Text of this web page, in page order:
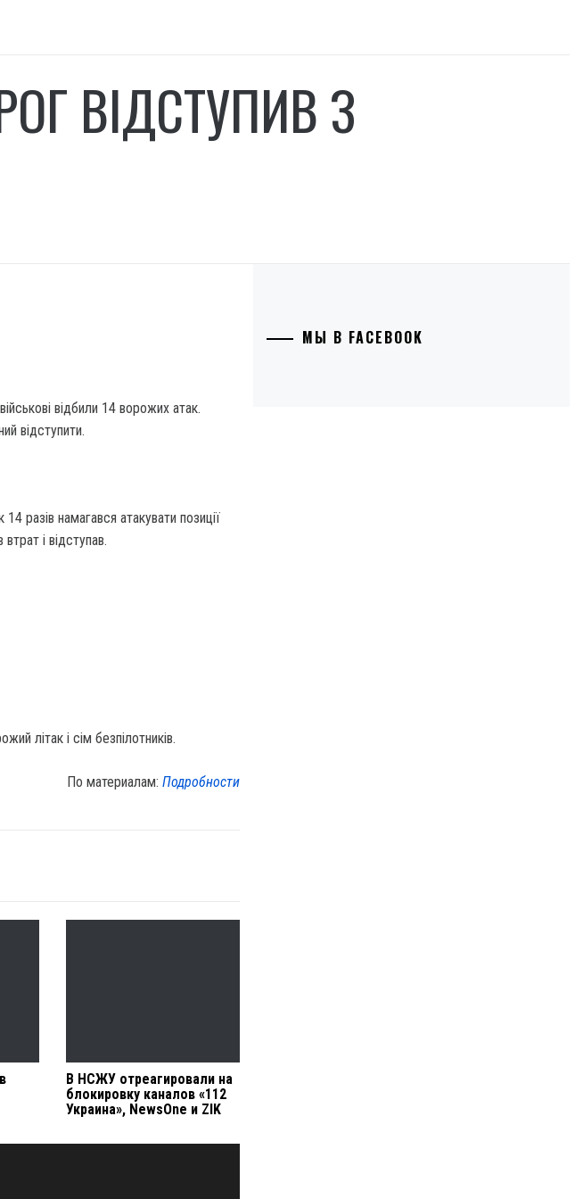
ВІДСТУПИВ З
відбили 14 ворожих атак.
відступити.
разів намагався атакувати позиції
і відступав.
літак і сім безпілотників.
По материалам:Подробности
В НСЖУ отреагировали на
блокировку каналов «112
Украина», NewsOne и ZIK
МЫ В FACEBOOK